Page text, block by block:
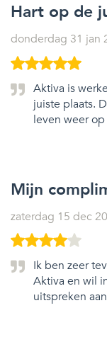
Hart op de
donderdag 31 jan
Aktiva is
juiste plaats.
leven weer
Mijn
zaterdag 15 dec
Ik ben zeer
Aktiva en wil
uitspreken